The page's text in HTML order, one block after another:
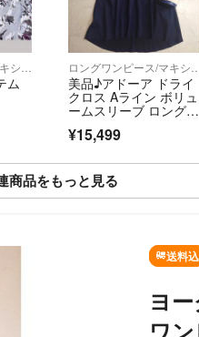
ム 美品♪アドーア ドライ
クロス Aライン ボリュ
ームスリーブ ロングワ
¥15,499
商品をもっと見る
送料込
ヨ
ワ